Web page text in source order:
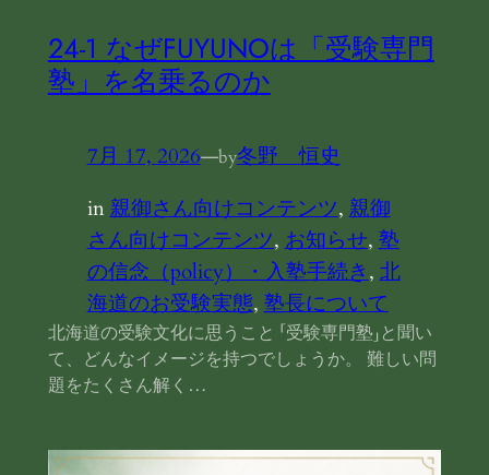
24‐1 なぜFUYUNOは「受験専門
塾」を名乗るのか
7月 17, 2026—by冬野 恒史
in親御さん向けコンテンツ, 親御
さん向けコンテンツ, お知らせ, 塾
の信念（policy）・入塾手続き, 北
海道のお受験実態, 塾長について
北海道の受験文化に思うこと 「受験専門塾」と聞い
て、どんなイメージを持つでしょうか。 難しい問
題をたくさん解く…